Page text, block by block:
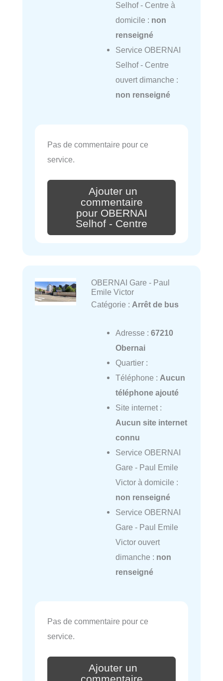
Selhof - Centre à
domicile : non
renseigné
Service OBERNAI
Selhof - Centre
ouvert dimanche :
non renseigné
Pas de commentaire pour ce
service.
Ajouter un
commentaire
pour OBERNAI
Selhof - Centre
OBERNAI Gare - Paul
Emile Victor
Catégorie : Arrêt de bus
Adresse : 67210
Obernai
Quartier :
Téléphone : Aucun
téléphone ajouté
Site internet :
Aucun site internet
connu
Service OBERNAI
Gare - Paul Emile
Victor à domicile :
non renseigné
Service OBERNAI
Gare - Paul Emile
Victor ouvert
dimanche : non
renseigné
Pas de commentaire pour ce
service.
Ajouter un